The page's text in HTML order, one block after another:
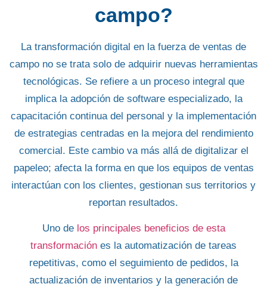
campo?
La transformación digital en la fuerza de ventas de
campo no se trata solo de adquirir nuevas herramientas
tecnológicas. Se refiere a un proceso integral que
implica la adopción de software especializado, la
capacitación continua del personal y la implementación
de estrategias centradas en la mejora del rendimiento
comercial. Este cambio va más allá de digitalizar el
papeleo; afecta la forma en que los equipos de ventas
interactúan con los clientes, gestionan sus territorios y
reportan resultados.
Uno delos principales beneficios de esta
transformación es la automatización de tareas
repetitivas, como el seguimiento de pedidos, la
actualización de inventarios y la generación de